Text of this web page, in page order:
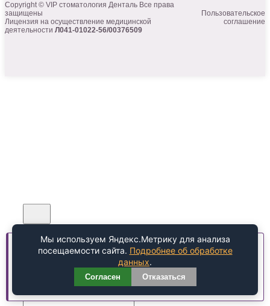
Copyright © VIP стоматология Денталь Все права
защищены
Лицензия на осуществление медицинской
деятельности Л041-01022-56/00376509
Пользовательское
соглашение
Обратный звонок
Мы используем cookie-файлы для улучшения работы
Хорошо
Мы используем Яндекс.Метрику для анализа
посещаемости сайта. Подробнее об обработке
данных.
Согласен Отказаться